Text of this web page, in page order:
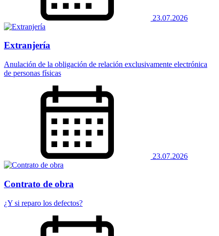
23.07.2026
Extranjería
Anulación de la obligación de relación exclusivamente electrónica
de personas físicas
23.07.2026
Contrato de obra
¿Y si reparo los defectos?